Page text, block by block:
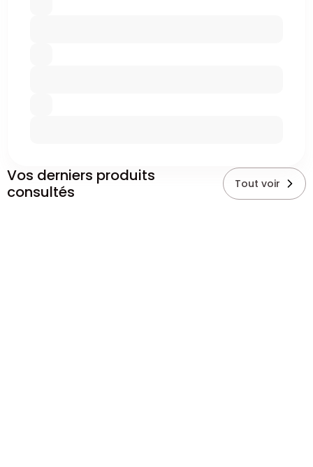
Vos derniers produits
consultés
Tout voir